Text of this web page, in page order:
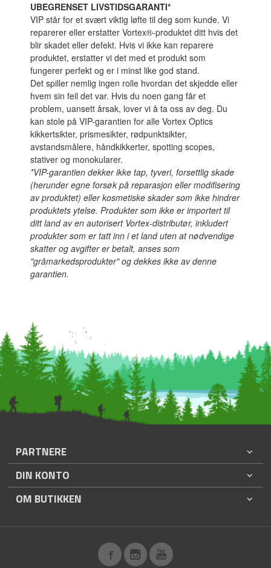
UBEGRENSET LIVSTIDSGARANTI*
VIP står for et svært viktig løfte til deg som kunde. Vi
reparerer eller erstatter Vortex®-produktet ditt hvis det
blir skadet eller defekt. Hvis vi ikke kan reparere
produktet, erstatter vi det med et produkt som
fungerer perfekt og er i minst like god stand.
Det spiller nemlig ingen rolle hvordan det skjedde eller
hvem sin feil det var. Hvis du noen gang får et
problem, uansett årsak, lover vi å ta oss av deg. Du
kan stole på VIP-garantien for alle Vortex Optics
kikkertsikter, prismesikter, rødpunktsikter,
avstandsmålere, håndkikkerter, spotting scopes,
stativer og monokularer.
*VIP-garantien dekker ikke tap, tyveri, forsettlig skade
(herunder egne forsøk på reparasjon eller modifisering
av produktet) eller kosmetiske skader som ikke hindrer
produktets ytelse. Produkter som ikke er importert til
ditt land av en autorisert Vortex-distributør, inkludert
produkter som er tatt inn i et land uten at nødvendige
skatter og avgifter er betalt, anses som
"gråmarkedsprodukter" og dekkes ikke av denne
garantien.
PARTNERE
DIN KONTO
OM BUTIKKEN